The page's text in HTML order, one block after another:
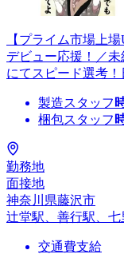
【プライム市場上
デビュー応援！／
にてスピード選考
製造スタッフ
梱包スタッフ
勤務地
面接地
神奈川県藤沢市
辻堂駅、善行駅、七
交通費支給